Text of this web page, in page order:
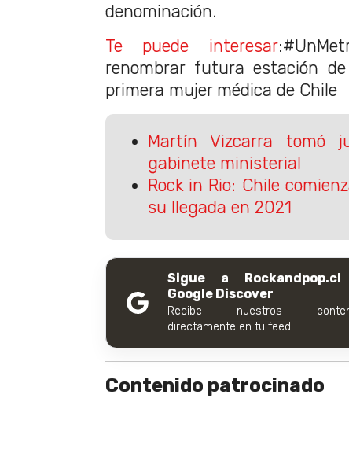
denominación.
Te puede interesar
renombrar futura estación
primera mujer médica de Chile
Martín Vizcarra tomó
gabinete ministerial
Rock in Rio: Chile
su llegada en 2021
Sigue a
Google Discover
Recibe nuestros
directamente en tu feed.
Contenido patrocinado